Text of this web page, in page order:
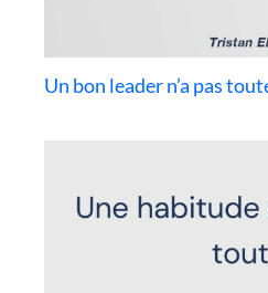
Un bon leader n’a pas